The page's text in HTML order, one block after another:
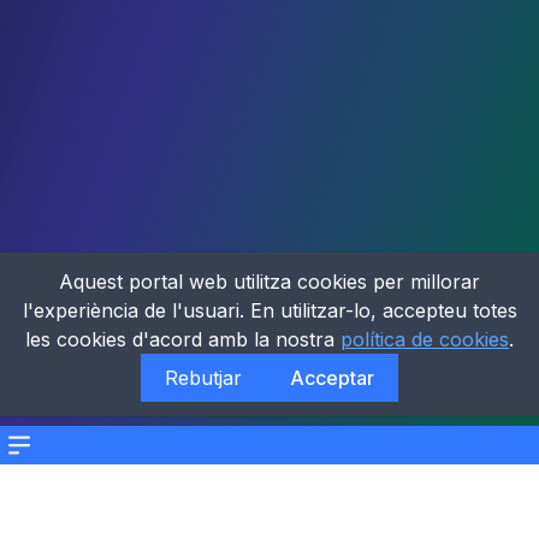
Menu
Aquest portal web utilitza cookies per millorar
l'experiència de l'usuari. En utilitzar-lo, accepteu totes
les cookies d'acord amb la nostra política de cookies.
Rebutjar
Acceptar